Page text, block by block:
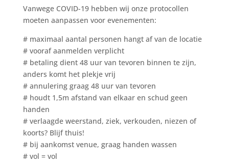
Vanwege COVID-19 hebben wij onze protocollen
moeten aanpassen voor evenementen:
# maximaal aantal personen hangt af van de locatie
# vooraf aanmelden verplicht
# betaling dient 48 uur van tevoren binnen te zijn,
anders komt het plekje vrij
# annulering graag 48 uur van tevoren
# houdt 1,5m afstand van elkaar en schud geen
handen
# verlaagde weerstand, ziek, verkouden, niezen of
koorts? Blijf thuis!
# bij aankomst venue, graag handen wassen
# vol = vol